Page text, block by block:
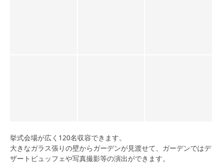
挙式会場が広く120名収容できます。
大きなガラス張りの壁からガーデンが見渡せて、ガーデンではデ
ザートビュッフェや写真撮影等の演出ができます。